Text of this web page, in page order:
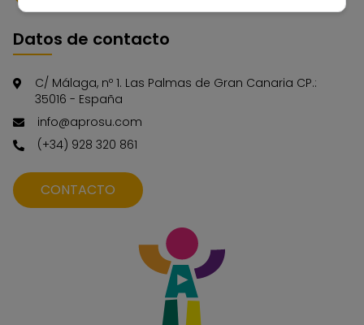
Datos de contacto
C/ Málaga, nº 1. Las Palmas de Gran Canaria CP.:
35016 - España
info@aprosu.com
(+34) 928 320 861
CONTACTO